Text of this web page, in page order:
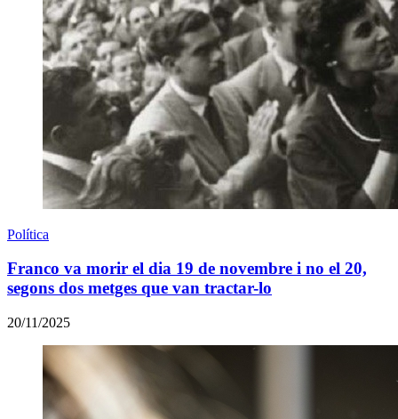
Política
Franco va morir el dia 19 de novembre i no el 20,
segons dos metges que van tractar-lo
20/11/2025